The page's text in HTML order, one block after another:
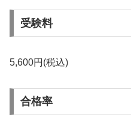
受験料
5,600円(税込)
合格率